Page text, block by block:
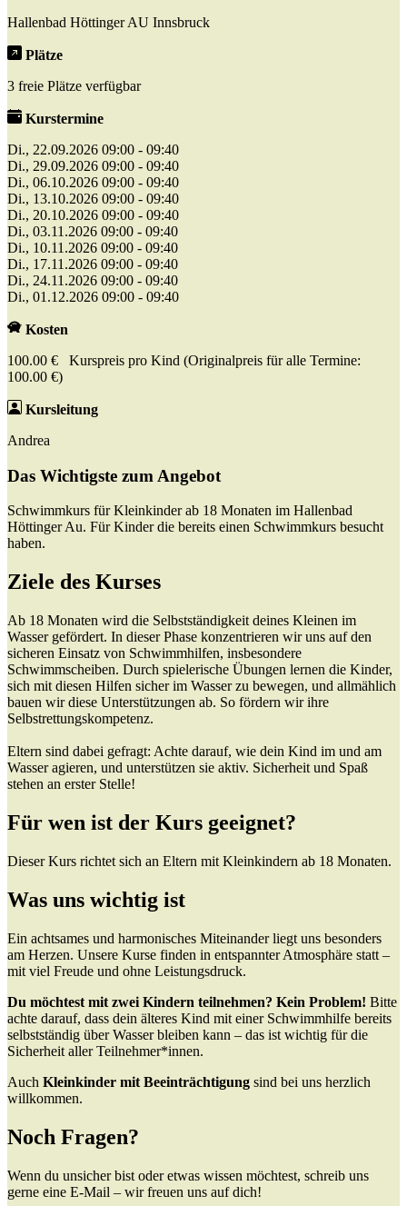
Hallenbad Höttinger AU Innsbruck
Plätze
3 freie Plätze verfügbar
Kurstermine
Di., 22.09.2026 09:00 - 09:40
Di., 29.09.2026 09:00 - 09:40
Di., 06.10.2026 09:00 - 09:40
Di., 13.10.2026 09:00 - 09:40
Di., 20.10.2026 09:00 - 09:40
Di., 03.11.2026 09:00 - 09:40
Di., 10.11.2026 09:00 - 09:40
Di., 17.11.2026 09:00 - 09:40
Di., 24.11.2026 09:00 - 09:40
Di., 01.12.2026 09:00 - 09:40
Kosten
100.00 € Kurspreis pro Kind (Originalpreis für alle Termine:
100.00 €)
Kursleitung
Andrea
Das Wichtigste zum Angebot
Schwimmkurs für Kleinkinder ab 18 Monaten im Hallenbad
Höttinger Au. Für Kinder die bereits einen Schwimmkurs besucht
haben.
Ziele des Kurses
Ab 18 Monaten wird die Selbstständigkeit deines Kleinen im
Wasser gefördert. In dieser Phase konzentrieren wir uns auf den
sicheren Einsatz von Schwimmhilfen, insbesondere
Schwimmscheiben. Durch spielerische Übungen lernen die Kinder,
sich mit diesen Hilfen sicher im Wasser zu bewegen, und allmählich
bauen wir diese Unterstützungen ab. So fördern wir ihre
Selbstrettungskompetenz.
Eltern sind dabei gefragt: Achte darauf, wie dein Kind im und am
Wasser agieren, und unterstützen sie aktiv. Sicherheit und Spaß
stehen an erster Stelle!
Für wen ist der Kurs geeignet?
Dieser Kurs richtet sich an Eltern mit Kleinkindern ab 18 Monaten.
Was uns wichtig ist
Ein achtsames und harmonisches Miteinander liegt uns besonders
am Herzen. Unsere Kurse finden in entspannter Atmosphäre statt –
mit viel Freude und ohne Leistungsdruck.
Du möchtest mit zwei Kindern teilnehmen? Kein Problem! Bitte
achte darauf, dass dein älteres Kind mit einer Schwimmhilfe bereits
selbstständig über Wasser bleiben kann – das ist wichtig für die
Sicherheit aller Teilnehmer*innen.
Auch Kleinkinder mit Beeinträchtigung sind bei uns herzlich
willkommen.
Noch Fragen?
Wenn du unsicher bist oder etwas wissen möchtest, schreib uns
gerne eine E-Mail – wir freuen uns auf dich!